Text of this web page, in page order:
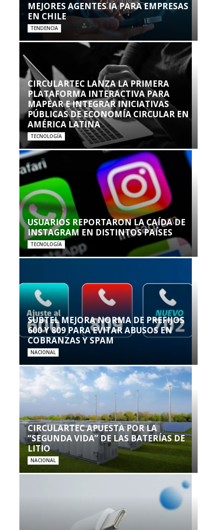
MEJORES AGENTES IA PARA EMPRESAS
EN CHILE
TENDENCIA
CIRCULARTEC LANZA LA PRIMERA
PLATAFORMA INTERACTIVA PARA
MAPEAR E INTEGRAR INICIATIVAS
PÚBLICAS DE ECONOMÍA CIRCULAR EN
AMÉRICA LATINA
TECNOLOGÍA
USUARIOS REPORTARON LA CAÍDA DE
INSTAGRAM EN DISTINTOS PAÍSES
TECNOLOGÍA
SUBTEL MEJORA NORMA DE PREFIJOS
600 Y 809 PARA EVITAR ABUSOS EN
COBRANZAS Y SPAM
NACIONAL
CIRCULARTEC APUESTA POR LA
“SEGUNDA VIDA” DE LAS BATERÍAS DE
LITIO
NACIONAL